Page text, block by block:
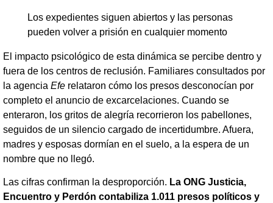
Los expedientes siguen abiertos y las personas
pueden volver a prisión en cualquier momento
El impacto psicológico de esta dinámica se percibe dentro y
fuera de los centros de reclusión. Familiares consultados por
la agencia Efe relataron cómo los presos desconocían por
completo el anuncio de excarcelaciones. Cuando se
enteraron, los gritos de alegría recorrieron los pabellones,
seguidos de un silencio cargado de incertidumbre. Afuera,
madres y esposas dormían en el suelo, a la espera de un
nombre que no llegó.
Las cifras confirman la desproporción. La ONG Justicia,
Encuentro y Perdón contabiliza 1.011 presos políticos y